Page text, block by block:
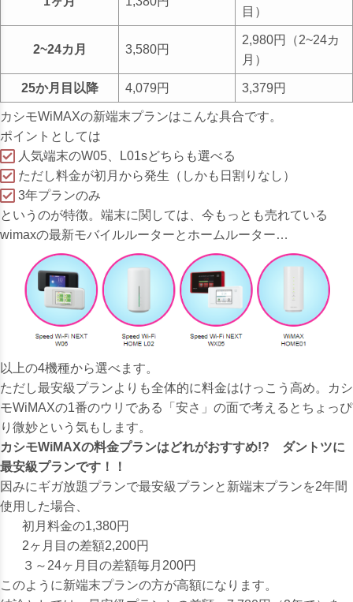
目）
2~24カ月 3,580円
2,980円（2~24カ
月）
25か月目以降
4,079円
3,379円
カシモWiMAXの新端末プランはこんな具合です。
ポイントとしては
人気端末のW05、L01sどちらも選べる
ただし料金が初月から発生（しかも日割りなし ）
3年プランのみ
というのが特徴。端末に関しては、今もっとも売れている
wimaxの最新モバイルルーターとホームルーター…
以上の4機種から選べます。
ただし最安級プランよりも全体的に料金はけっこう高め。
カシ
モWiMAXの1番のウリである「安さ」の面で考えるとちょっぴ
り微妙という気もします。
カシモWiMAXの料金プランはどれがおすすめ!? ダントツに
最安級プランです！！
因みにギガ放題プランで最安級プランと新端末プランを2年間
使用した場合、
初月料金の1,380円
2ヶ月目の差額2,200円
３～24ヶ月目の差額毎月200円
このように新端末プランの方が高額になります。